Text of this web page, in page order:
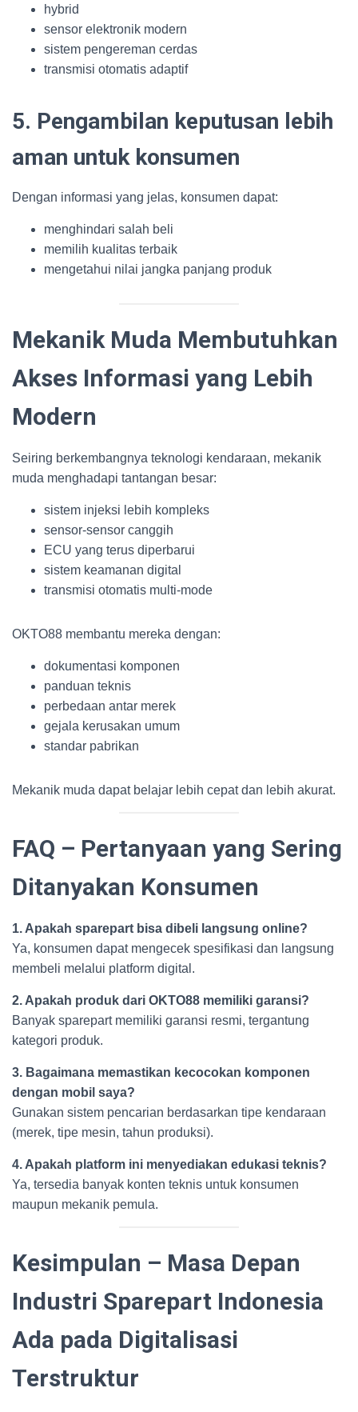
hybrid
sensor elektronik modern
sistem pengereman cerdas
transmisi otomatis adaptif
5. Pengambilan keputusan lebih
aman untuk konsumen
Dengan informasi yang jelas, konsumen dapat:
menghindari salah beli
memilih kualitas terbaik
mengetahui nilai jangka panjang produk
Mekanik Muda Membutuhkan
Akses Informasi yang Lebih
Modern
Seiring berkembangnya teknologi kendaraan, mekanik
muda menghadapi tantangan besar:
sistem injeksi lebih kompleks
sensor-sensor canggih
ECU yang terus diperbarui
sistem keamanan digital
transmisi otomatis multi-mode
OKTO88 membantu mereka dengan:
dokumentasi komponen
panduan teknis
perbedaan antar merek
gejala kerusakan umum
standar pabrikan
Mekanik muda dapat belajar lebih cepat dan lebih akurat.
FAQ – Pertanyaan yang Sering
Ditanyakan Konsumen
1. Apakah sparepart bisa dibeli langsung online?
Ya, konsumen dapat mengecek spesifikasi dan langsung
membeli melalui platform digital.
2. Apakah produk dari OKTO88 memiliki garansi?
Banyak sparepart memiliki garansi resmi, tergantung
kategori produk.
3. Bagaimana memastikan kecocokan komponen
dengan mobil saya?
Gunakan sistem pencarian berdasarkan tipe kendaraan
(merek, tipe mesin, tahun produksi).
4. Apakah platform ini menyediakan edukasi teknis?
Ya, tersedia banyak konten teknis untuk konsumen
maupun mekanik pemula.
Kesimpulan – Masa Depan
Industri Sparepart Indonesia
Ada pada Digitalisasi
Terstruktur